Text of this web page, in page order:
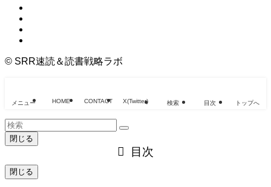
© SRR速読＆読書戦略ラボ
メニュー HOME CONTACT X(Twitter) 検索 目次 トップへ
閉じる
目次
閉じる